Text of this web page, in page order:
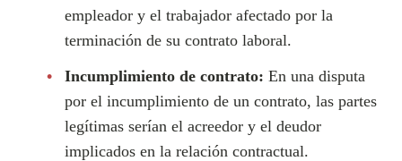
empleador y el trabajador afectado por la
terminación de su contrato laboral.
Incumplimiento de contrato: En una disputa
por el incumplimiento de un contrato, las partes
legítimas serían el acreedor y el deudor
implicados en la relación contractual.